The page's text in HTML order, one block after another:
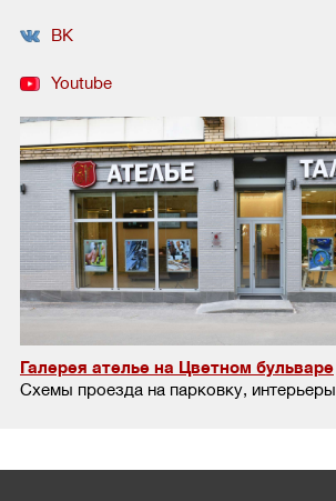
ВК
Youtube
Галерея ателье на Цветном бульваре
Схемы проезда на парковку, интерьеры